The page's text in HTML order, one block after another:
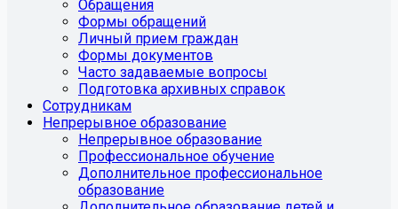
Обращения
Формы обращений
Личный прием граждан
Формы документов
Часто задаваемые вопросы
Подготовка архивных справок
Сотрудникам
Непрерывное образование
Непрерывное образование
Профессиональное обучение
Дополнительное профессиональное
образование